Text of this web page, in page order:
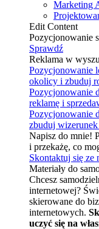
Marketing
Edit Content
Pozycjonowanie
Sprawdź
Reklama w
Pozycjonowanie
okolicy i zbuduj
Pozycjonowanie
reklamę i
Pozycjonowanie
zbuduj wizerunek
Napisz do mnie!
i przekażę, co
Skontaktuj się ze
Materiały do
Chcesz
internetowej?
skierowane do
internetowych.
uczyć się na